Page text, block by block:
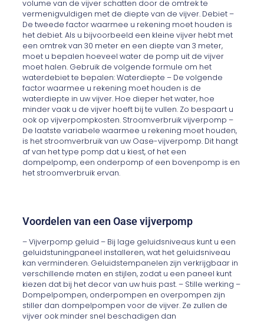
volume van de vijver schatten door de omtrek te
vermenigvuldigen met de diepte van de vijver. Debiet –
De tweede factor waarmee u rekening moet houden is
het debiet. Als u bijvoorbeeld een kleine vijver hebt met
een omtrek van 30 meter en een diepte van 3 meter,
moet u bepalen hoeveel water de pomp uit de vijver
moet halen. Gebruik de volgende formule om het
waterdebiet te bepalen: Waterdiepte – De volgende
factor waarmee u rekening moet houden is de
waterdiepte in uw vijver. Hoe dieper het water, hoe
minder vaak u de vijver hoeft bij te vullen. Zo bespaart u
ook op vijverpompkosten. Stroomverbruik vijverpomp –
De laatste variabele waarmee u rekening moet houden,
is het stroomverbruik van uw Oase-vijverpomp. Dit hangt
af van het type pomp dat u kiest, of het een
dompelpomp, een onderpomp of een bovenpomp is en
het stroomverbruik ervan.
Voordelen van een Oase vijverpomp
– Vijverpomp geluid – Bij lage geluidsniveaus kunt u een
geluidstuningpaneel installeren, wat het geluidsniveau
kan verminderen. Geluidstempanelen zijn verkrijgbaar in
verschillende maten en stijlen, zodat u een paneel kunt
kiezen dat bij het decor van uw huis past. – Stille werking –
Dompelpompen, onderpompen en overpompen zijn
stiller dan dompelpompen voor de vijver. Ze zullen de
vijver ook minder snel beschadigen dan